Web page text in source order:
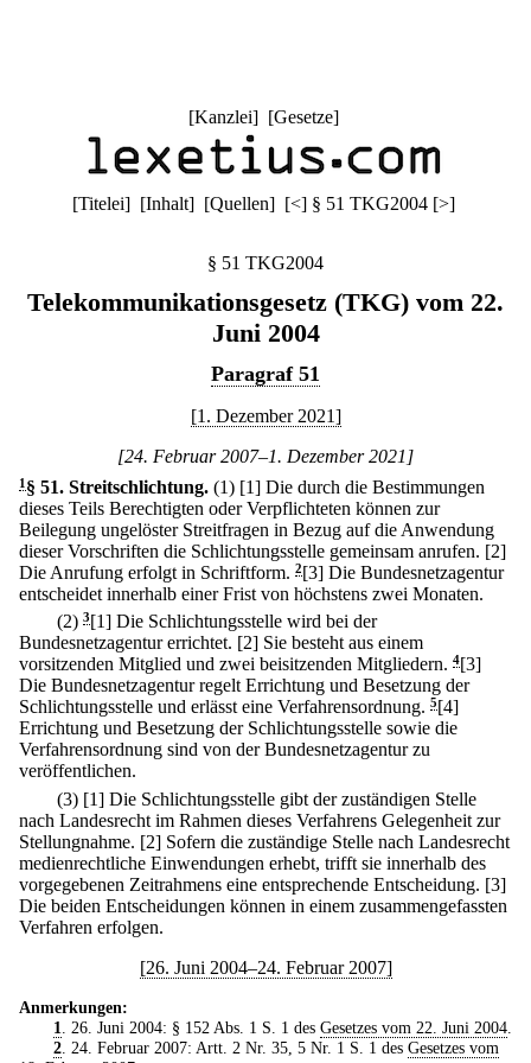
[Kanzlei] [Gesetze]
[Titelei] [Inhalt] [Quellen] [<] § 51 TKG2004 [>]
§ 51 TKG2004
Telekommunikationsgesetz (TKG) vom 22.
Juni 2004
Paragraf 51
[1. Dezember 2021]
[24. Februar 2007–1. Dezember 2021]
1 § 51. Streitschlichtung. (1) [1] Die durch die Bestimmungen
dieses Teils Berechtigten oder Verpflichteten können zur
Beilegung ungelöster Streitfragen in Bezug auf die Anwendung
dieser Vorschriften die Schlichtungsstelle gemeinsam anrufen. [2]
Die Anrufung erfolgt in Schriftform. 2[3] Die Bundesnetzagentur
entscheidet innerhalb einer Frist von höchstens zwei Monaten.
(2) 3[1] Die Schlichtungsstelle wird bei der
Bundesnetzagentur errichtet. [2] Sie besteht aus einem
vorsitzenden Mitglied und zwei beisitzenden Mitgliedern. 4[3]
Die Bundesnetzagentur regelt Errichtung und Besetzung der
Schlichtungsstelle und erlässt eine Verfahrensordnung. 5[4]
Errichtung und Besetzung der Schlichtungsstelle sowie die
Verfahrensordnung sind von der Bundesnetzagentur zu
veröffentlichen.
(3) [1] Die Schlichtungsstelle gibt der zuständigen Stelle
nach Landesrecht im Rahmen dieses Verfahrens Gelegenheit zur
Stellungnahme. [2] Sofern die zuständige Stelle nach Landesrecht
medienrechtliche Einwendungen erhebt, trifft sie innerhalb des
vorgegebenen Zeitrahmens eine entsprechende Entscheidung. [3]
Die beiden Entscheidungen können in einem zusammengefassten
Verfahren erfolgen.
[26. Juni 2004–24. Februar 2007]
Anmerkungen:
1
. 26. Juni 2004: § 152 Abs. 1 S. 1 des Gesetzes vom 22. Juni 2004.
2. 24. Februar 2007: Artt. 2 Nr. 35, 5 Nr. 1 S. 1 des Gesetzes vom